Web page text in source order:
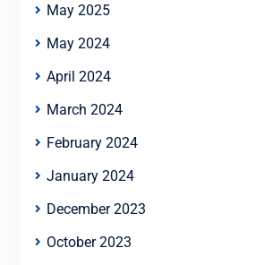
May 2025
May 2024
April 2024
March 2024
February 2024
January 2024
December 2023
October 2023